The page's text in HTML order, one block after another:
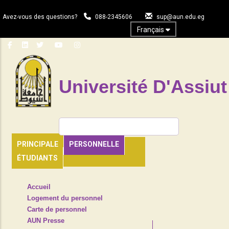
au
principal
Avez-vous des questions? 088-2345606 sup@aun.edu.eg
Français
Université D'Assiut
PRINCIPALE
PERSONNELLE
ÉTUDIANTS
HEADER
NAVIGATION
Accueil
Logement du personnel
Carte de personnel
AUN Presse